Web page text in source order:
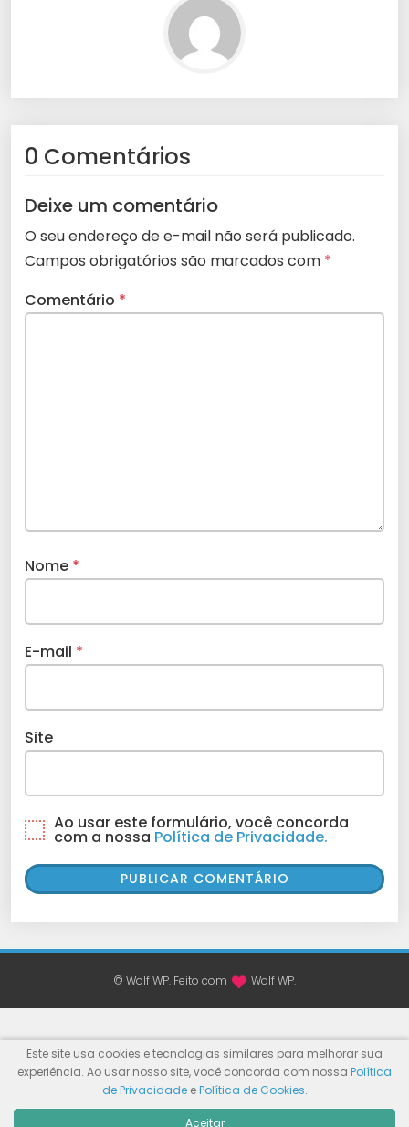
0 Comentários
Deixe um comentário
O seu endereço de e-mail não será publicado.
Campos obrigatórios são marcados com *
Comentário *
Nome *
E-mail *
Site
Ao usar este formulário, você concorda
com a nossa Política de Privacidade.
© Wolf WP. Feito com Wolf WP.
Este site usa cookies e tecnologias similares para melhorar sua
experiência. Ao usar nosso site, você concorda com nossa Política
de PrivacidadeePolítica de Cookies.
Aceitar